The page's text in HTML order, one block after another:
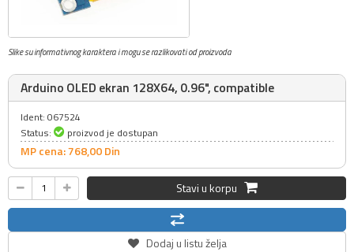
Slike su informativnog karaktera i mogu se razlikovati od proizvoda
Arduino OLED ekran 128X64, 0.96", compatible
Ident: 067524
Status:
proizvod je dostupan
MP cena: 768,00Din
Stavi u korpu
Dodaj u listu želja